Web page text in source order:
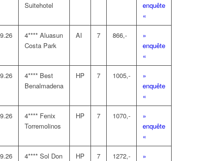
Suitehotel
enquête
«
4**** Aluasun
Costa Park
AI 7 866,-
»
enquête
«
4**** Best
Benalmadena
HP 7 1005,-
»
enquête
«
4**** Fenix
Torremolinos
HP 7 1070,-
»
enquête
«
4**** Sol Don
HP 7 1272,-
»